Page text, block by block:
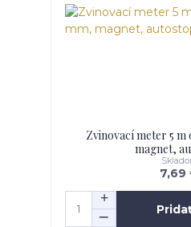
Zvinovací meter 5 m
magnet,
7,69